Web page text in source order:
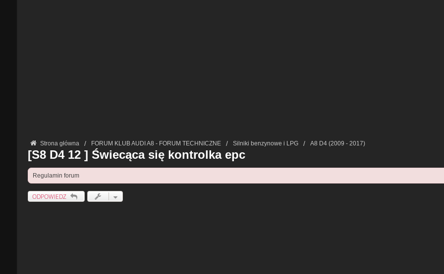
Strona główna FORUM KLUB AUDI A8 - FORUM TECHNICZNE Silniki benzynowe i LPG A8 D4 (2009 - 2017)
[S8 D4 12 ] Świecąca się kontrolka epc
Regulamin forum
ODPOWIEDZ